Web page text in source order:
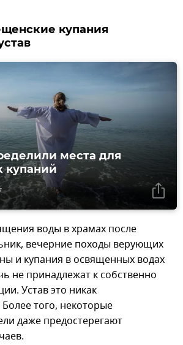
купания
места для
купаний
воды в храмах после
вечерние походы верующих
и купания в освященных водах
не принадлежат к собственно
Устав это никак
того, некоторые
даже предостерегают